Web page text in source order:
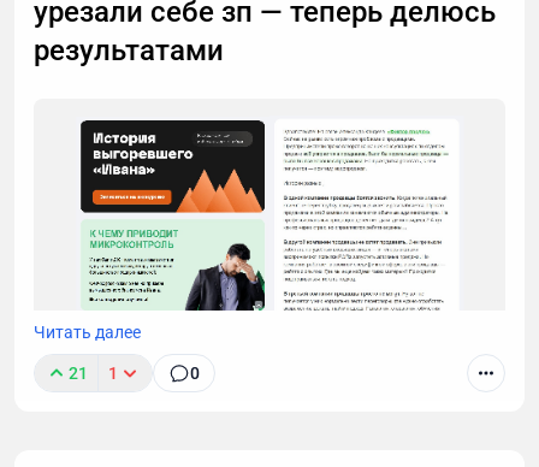
урезали себе зп — теперь делюсь
результатами
Читать далее
21 1 0